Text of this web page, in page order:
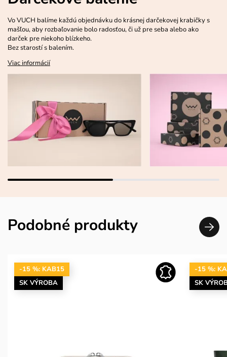
Vo VUCH balíme každú objednávku do krásnej darčekovej krabičky s
mašľou, aby rozbaľovanie bolo radosťou, či už pre seba alebo ako
darček pre niekoho blízkeho.
Bez starostí s balením.
Viac informácií
Podobné produkty
-15 %: KAB15
SK VÝROBA
-15 %:
SK